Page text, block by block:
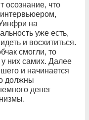
осознание, что
на
уже есть,
и восхититься.
смогли, то
у них самих. Далее
и начинается
должны
денег